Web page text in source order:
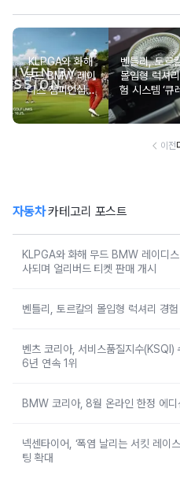
KLPGA와 화해
무드 BMW 레이
디스 챔피언십…
국내 유일 ‘드림
매치’ 성사되며 얼
벤틀리, 토르
몰입형 럭셔
험 시스템 ‘큐
션 엔진’ 공개
이전
자동차카테고리 포스트
KLPGA와 화해 무드 BMW 레이디
사되며 얼리버드 티켓 판매 개시
벤틀리, 토르칼의 몰입형 럭셔리 경험
벤츠 코리아, 서비스품질지수(KSQI)
6년 연속 1위
BMW 코리아, 8월 온라인 한정 에디
넥센타이어, ‘폭염 날리는 서킷 레이
팅 확대